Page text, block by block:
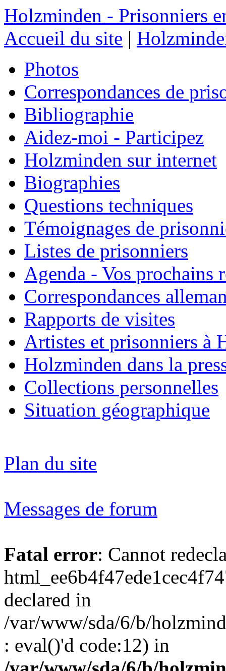
Holzminden - Prisonniers
Accueil du site |
Photos
Correspondances de
Bibliographie
Aidez-moi - Participez
Holzminden sur internet
Biographies
Questions techniques
Témoignages de
Listes de prisonniers
Agenda - Vos prochains
Correspondances
Rapports de visites
Artistes et prisonniers à
Holzminden dans la
Collections personnelles
Situation géographique
Plan du site
Messages de forum
Fatal error: Cannot
declared in
/var/www/sda/6/b/
: eval()'d code:12) in